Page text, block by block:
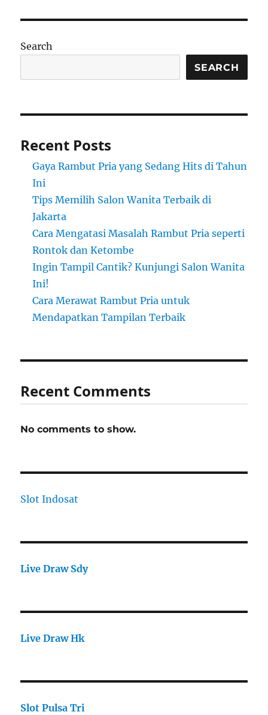
Search
SEARCH
Recent Posts
Gaya Rambut Pria yang Sedang Hits di Tahun
Ini
Tips Memilih Salon Wanita Terbaik di
Jakarta
Cara Mengatasi Masalah Rambut Pria seperti
Rontok dan Ketombe
Ingin Tampil Cantik? Kunjungi Salon Wanita
Ini!
Cara Merawat Rambut Pria untuk
Mendapatkan Tampilan Terbaik
Recent Comments
No comments to show.
Slot Indosat
Live Draw Sdy
Live Draw Hk
Slot Pulsa Tri